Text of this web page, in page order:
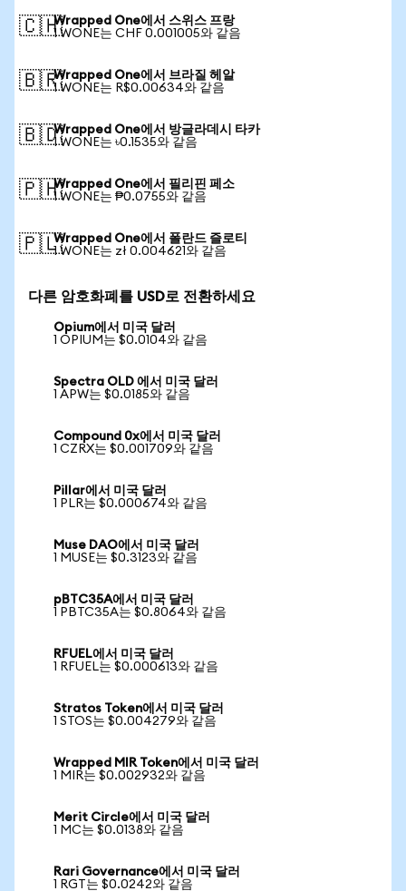
🇨🇭Wrapped One에서 스위스 프랑
1 WONE는 CHF 0.001005와 같음
🇧🇷Wrapped One에서 브라질 헤알
1 WONE는 R$0.00634와 같음
🇧🇩Wrapped One에서 방글라데시 타카
1 WONE는 ৳0.1535와 같음
🇵🇭Wrapped One에서 필리핀 페소
1 WONE는 ₱0.0755와 같음
🇵🇱Wrapped One에서 폴란드 즐로티
1 WONE는 zł 0.004621와 같음
다른 암호화폐를 USD로 전환하세요
Opium에서 미국 달러
1 OPIUM는 $0.0104와 같음
Spectra OLD 에서 미국 달러
1 APW는 $0.0185와 같음
Compound 0x에서 미국 달러
1 CZRX는 $0.001709와 같음
Pillar에서 미국 달러
1 PLR는 $0.000674와 같음
Muse DAO에서 미국 달러
1 MUSE는 $0.3123와 같음
pBTC35A에서 미국 달러
1 PBTC35A는 $0.8064와 같음
RFUEL에서 미국 달러
1 RFUEL는 $0.000613와 같음
Stratos Token에서 미국 달러
1 STOS는 $0.004279와 같음
Wrapped MIR Token에서 미국 달러
1 MIR는 $0.002932와 같음
Merit Circle에서 미국 달러
1 MC는 $0.0138와 같음
Rari Governance에서 미국 달러
1 RGT는 $0.0242와 같음